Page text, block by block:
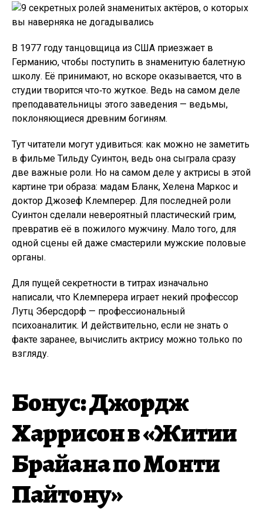
В 1977 году танцовщица из США приезжает в
Германию, чтобы поступить в знаменитую балетную
школу. Её принимают, но вскоре оказывается, что в
студии творится что‑то жуткое. Ведь на самом деле
преподавательницы этого заведения — ведьмы,
поклоняющиеся древним богиням.
Тут читатели могут удивиться: как можно не заметить
в фильме Тильду Суинтон, ведь она сыграла сразу
две важные роли. Но на самом деле у актрисы в этой
картине три образа: мадам Бланк, Хелена Маркос и
доктор Джозеф Клемперер. Для последней роли
Суинтон сделали невероятный пластический грим,
превратив её в пожилого мужчину. Мало того, для
одной сцены ей даже смастерили мужские половые
органы.
Для пущей секретности в титрах изначально
написали, что Клемперера играет некий профессор
Лутц Эберсдорф — профессиональный
психоаналитик. И действительно, если не знать о
факте заранее, вычислить актрису можно только по
взгляду.
Бонус: Джордж
Харрисон в «Житии
Брайана по Монти
Пайтону»